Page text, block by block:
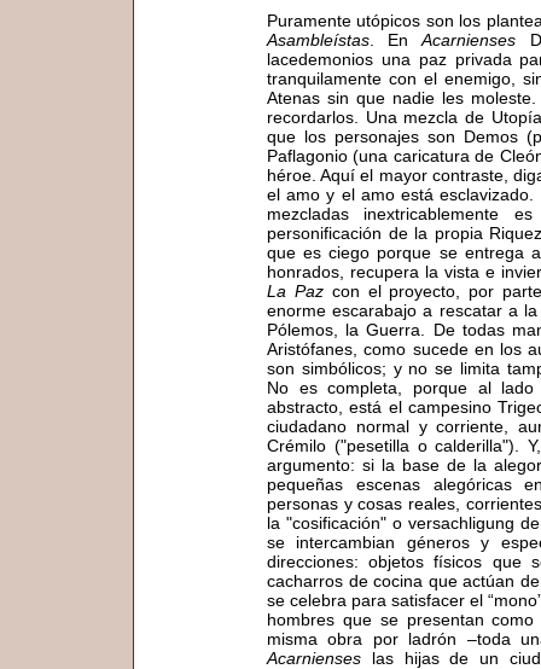
Puramente utópicos son los
Asambleístas . EnAcarnienses
lacedemonios una paz privada
tranquilamente con el enemigo,
Atenas sin que nadie les
recordarlos. Una mezcla de
que los personajes son Demos
Paflagonio (una caricatura de
héroe. Aquí el mayor contraste,
el amo y el amo está
mezcladas inextricablemente
personificación de la propia
que es ciego porque se entrega
honrados, recupera la vista e
La Pazcon el proyecto, por
enorme escarabajo a rescatar a
Pólemos, la Guerra. De todas
Aristófanes, como sucede en los
son simbólicos; y no se limita
No es completa, porque al
abstracto, está el campesino
ciudadano normal y corriente,
Crémilo ("pesetilla o calderilla").
argumento: si la base de la
pequeñas escenas alegóricas
personas y cosas reales,
la "cosificación" o versachligung
se intercambian géneros y
direcciones: objetos físicos que
cacharros de cocina que actúan
se celebra para satisfacer el
hombres que se presentan
misma obra por ladrón –toda
Acarnienses las hijas de un